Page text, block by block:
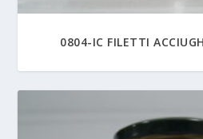
0804-IC FILETTI